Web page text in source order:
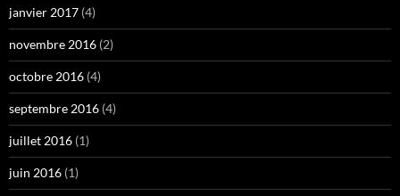
janvier 2017 (4)
novembre 2016 (2)
octobre 2016 (4)
septembre 2016 (4)
juillet 2016 (1)
juin 2016 (1)